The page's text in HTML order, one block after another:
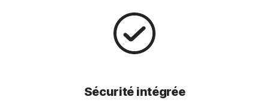
Sécurité intégrée